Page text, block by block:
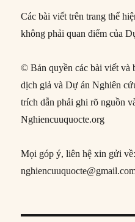
Các bài viết trên trang thể
không phải quan điểm của
© Bản quyền các bài viết và
dịch giả và Dự án Nghiên
trích dẫn phải ghi rõ nguồn
Nghiencuuquocte.org
Mọi góp ý, liên hệ xin gửi